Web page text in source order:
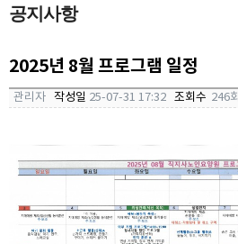
공지사항
2025년 8월 프로그램 일정
관리자 작성일 25-07-31 17:32 조회수 246회